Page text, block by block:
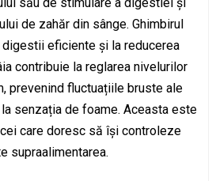
de zahăr din sânge. Ghimbirul
digestii eficiente și la reducerea
contribuie la reglarea nivelurilor
prevenind fluctuațiile bruste ale
senzația de foame. Aceasta este
care doresc să își controleze
supraalimentarea.